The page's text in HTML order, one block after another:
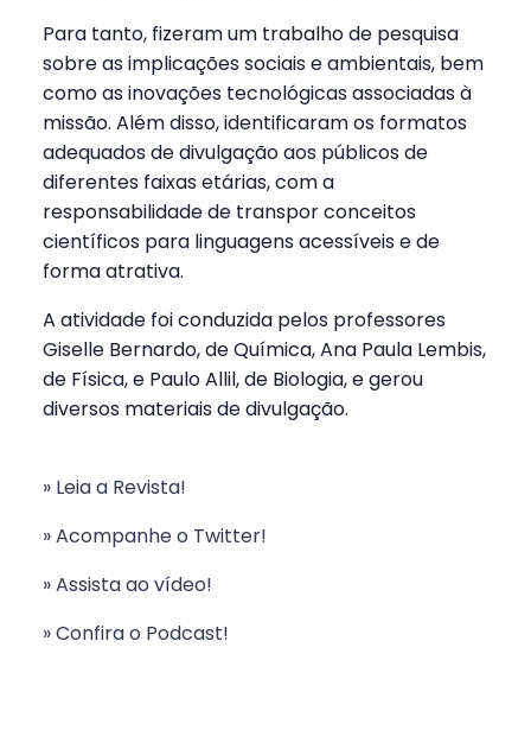
Para tanto, fizeram um trabalho de pesquisa
sobre as implicações sociais e ambientais, bem
como as inovações tecnológicas associadas à
missão. Além disso, identificaram os formatos
adequados de divulgação aos públicos de
diferentes faixas etárias, com a
responsabilidade de transpor conceitos
científicos para linguagens acessíveis e de
forma atrativa.
A atividade foi conduzida pelos professores
Giselle Bernardo, de Química, Ana Paula Lembis,
de Física, e Paulo Allil, de Biologia, e gerou
diversos materiais de divulgação.
» Leia a Revista!
» Acompanhe o Twitter!
» Assista ao vídeo!
» Confira o Podcast!